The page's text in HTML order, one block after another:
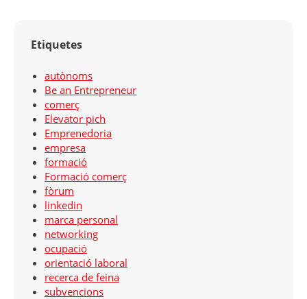
Etiquetes
autònoms
Be an Entrepreneur
comerç
Elevator pich
Emprenedoria
empresa
formació
Formació comerç
fòrum
linkedin
marca personal
networking
ocupació
orientació laboral
recerca de feina
subvencions